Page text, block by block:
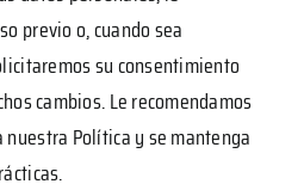
previo o, cuando sea
su consentimiento
cambios. Le recomendamos
Política y se mantenga